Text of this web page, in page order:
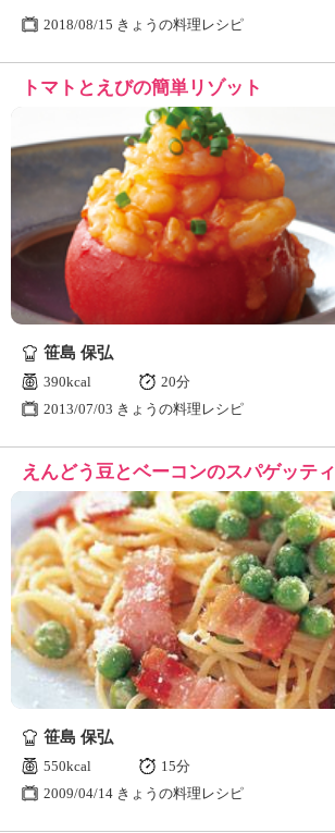
2018/08/15 きょうの料理レシピ
トマトとえびの簡単リゾット
笹島 保弘
390kcal
20分
2013/07/03 きょうの料理レシピ
えんどう豆とベーコンのスパゲッティ
笹島 保弘
550kcal
15分
2009/04/14 きょうの料理レシピ